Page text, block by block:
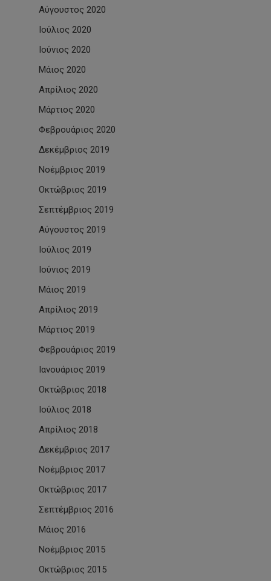
Αύγουστος 2020
Ιούλιος 2020
Ιούνιος 2020
Μάιος 2020
Απρίλιος 2020
Μάρτιος 2020
Φεβρουάριος 2020
Δεκέμβριος 2019
Νοέμβριος 2019
Οκτώβριος 2019
Σεπτέμβριος 2019
Αύγουστος 2019
Ιούλιος 2019
Ιούνιος 2019
Μάιος 2019
Απρίλιος 2019
Μάρτιος 2019
Φεβρουάριος 2019
Ιανουάριος 2019
Οκτώβριος 2018
Ιούλιος 2018
Απρίλιος 2018
Δεκέμβριος 2017
Νοέμβριος 2017
Οκτώβριος 2017
Σεπτέμβριος 2016
Μάιος 2016
Νοέμβριος 2015
Οκτώβριος 2015